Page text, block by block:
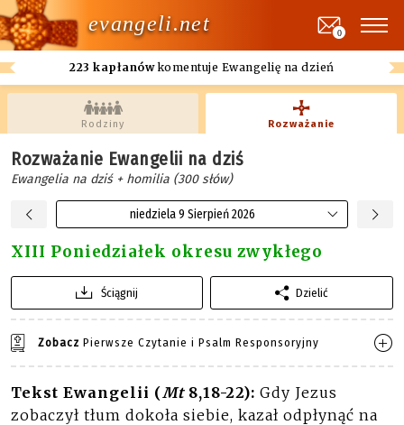
evangeli.net
223 kapłanówkomentuje Ewangelię na dzień
0
Rodziny Rozważanie
Rozważanie Ewangelii na dziś
Ewangelia na dziś + homilia (300 słów)
niedziela 9 Sierpień 2026
XIII Poniedziałek okresu zwykłego
Ściągnij Dzielić
Zobacz Pierwsze Czytanie i Psalm Responsoryjny
Tekst Ewangelii (Mt8,18-22): Gdy Jezus
zobaczył tłum dokoła siebie, kazał odpłynąć na